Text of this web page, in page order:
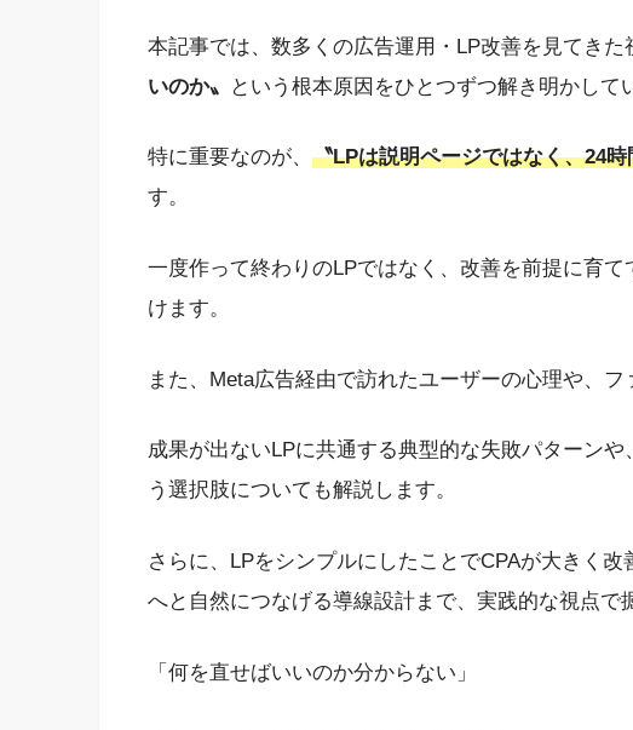
本記事では、数多くの広告運用・LP改善を見てきた
いのか〟
という根本原因をひとつずつ解き明かして
特に重要なのが、 〝LPは説明ページではなく、24
す。
一度作って終わりのLPではなく、改善を前提に育
けます。
また、Meta広告経由で訪れたユーザーの心理や、フ
成果が出ないLPに共通する典型的な失敗パターン
う選択肢についても解説します。
さらに、LPをシンプルにしたことでCPAが大きく
へと自然につなげる導線設計まで、実践的な視点で
「何を直せばいいのか分からない」